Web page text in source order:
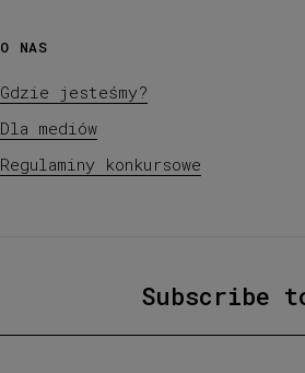
O NAS
Gdzie jesteśmy?
Dla mediów
Regulaminy konkursowe
Subscribe